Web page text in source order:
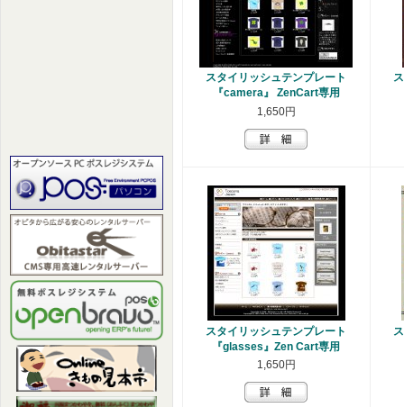
スタイリッシュテンプレート
『camera』 ZenCart専用
1,650円
スタイリッシュテンプレート
『glasses』Zen Cart専用
1,650円